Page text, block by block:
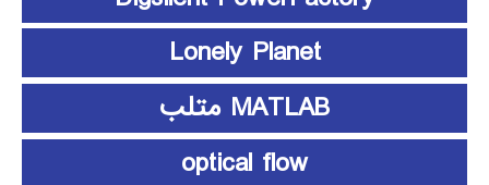
Lonely Planet
MATLAB متلب
optical flow